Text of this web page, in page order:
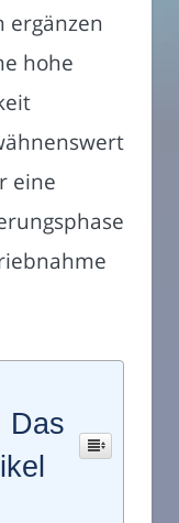
ergänzen
hohe
eine
Das